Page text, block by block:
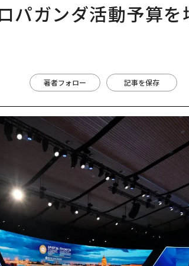
パガンダ活動予算
著者フォロー 記事を保存